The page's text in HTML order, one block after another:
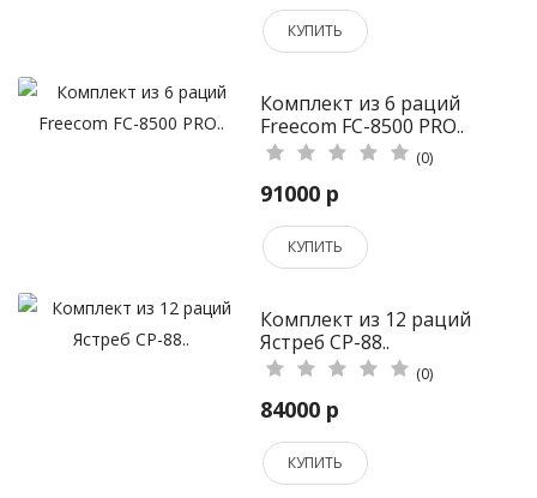
КУПИТЬ
Комплект из 6 раций
Freecom FC-8500 PRO..
(0)
91000 р
КУПИТЬ
Комплект из 12 раций
Ястреб СР-88..
(0)
84000 р
КУПИТЬ